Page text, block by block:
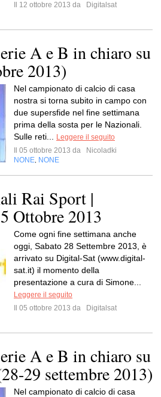
Il 12 ottobre 2013 da
Digitalsat
A e B in chiaro su
2013)
Nel campionato di calcio di casa
nostra si torna subito in campo con
due supersfide nel fine settimana
prima della sosta per le Nazionali.
Sulle reti...
Leggere il seguito
Il 05 ottobre 2013 da
Nicoladki
NONE NONE
Rai Sport |
Ottobre 2013
Come ogni fine settimana anche
oggi, Sabato 28 Settembre 2013, è
arrivato su Digital-Sat (www.digital-
sat.it) il momento della
presentazione a cura di Simone...
Leggere il seguito
Il 05 ottobre 2013 da
Digitalsat
A e B in chiaro su
29 settembre 2013)
Nel campionato di calcio di casa